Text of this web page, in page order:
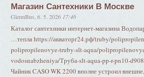
Магазин Сантехники В Москве
GlennBus ,6. 5. 2026 17:46
Каталог сантехники интернет-магазина
…тепла https://акваторг24.рф/truby/
polipropilenovye-truby-slt-aqua/
vodosnabzheniya/Труба-slt-aqua-pp-r-pn10-
Чайник CASO WK 2200 вполне устроил